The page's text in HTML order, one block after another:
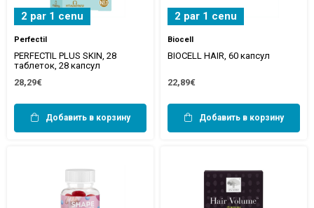
2 par 1 cenu
Perfectil
PERFECTIL PLUS SKIN, 28
таблеток, 28 капсул
28,29€
Добавить в корзину
2 par 1 cenu
Biocell
BIOCELL HAIR, 60 капсул
22,89€
Добавить в корзину